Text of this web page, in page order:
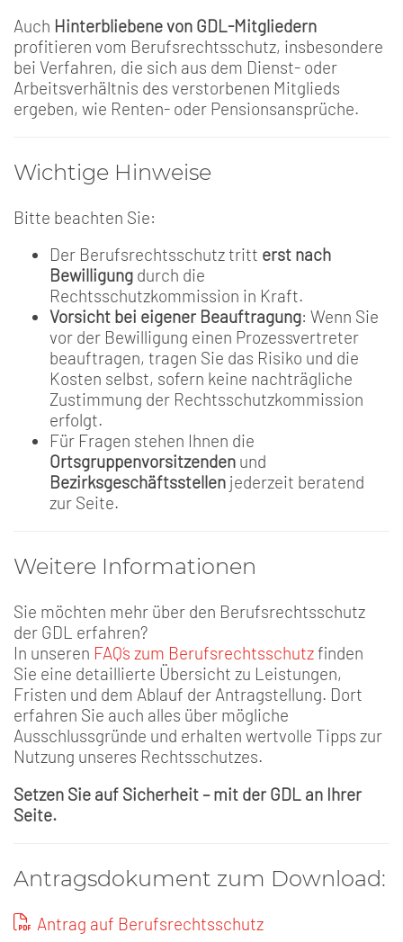
Auch Hinterbliebene von GDL-Mitgliedern
profitieren vom Berufsrechtsschutz, insbesondere
bei Verfahren, die sich aus dem Dienst- oder
Arbeitsverhältnis des verstorbenen Mitglieds
ergeben, wie Renten- oder Pensionsansprüche.
Wichtige Hinweise
Bitte beachten Sie:
Der Berufsrechtsschutz tritt erst nach
Bewilligung durch die
Rechtsschutzkommission in Kraft.
Vorsicht bei eigener Beauftragung: Wenn Sie
vor der Bewilligung einen Prozessvertreter
beauftragen, tragen Sie das Risiko und die
Kosten selbst, sofern keine nachträgliche
Zustimmung der Rechtsschutzkommission
erfolgt.
Für Fragen stehen Ihnen die
Ortsgruppenvorsitzenden und
Bezirksgeschäftsstellen jederzeit beratend
zur Seite.
Weitere Informationen
Sie möchten mehr über den Berufsrechtsschutz
der GDL erfahren?
In unseren FAQ´s zum Berufsrechtsschutzfinden
Sie eine detaillierte Übersicht zu Leistungen,
Fristen und dem Ablauf der Antragstellung. Dort
erfahren Sie auch alles über mögliche
Ausschlussgründe und erhalten wertvolle Tipps zur
Nutzung unseres Rechtsschutzes.
Setzen Sie auf Sicherheit – mit der GDL an Ihrer
Seite.
Antragsdokument zum Download:
Antrag auf Berufsrechtsschutz